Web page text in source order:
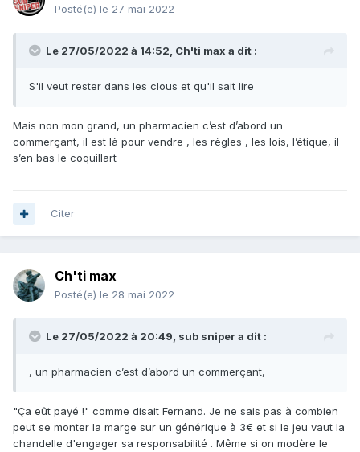
Posté(e) le 27 mai 2022
Le 27/05/2022 à 14:52, Ch'ti max a dit :
S'il veut rester dans les clous et qu'il sait lire
Mais non mon grand, un pharmacien c’est d’abord un
commerçant, il est là pour vendre , les règles , les lois, l’étique, il
s’en bas le coquillart
Citer
Ch'ti max
Posté(e) le 28 mai 2022
Le 27/05/2022 à 20:49, sub snipera dit :
, un pharmacien c’est d’abord un commerçant,
"Ça eût payé !" comme disait Fernand. Je ne sais pas à combien
peut se monter la marge sur un générique à 3€ et si le jeu vaut la
chandelle d'engager sa responsabilité . Même si on modère le